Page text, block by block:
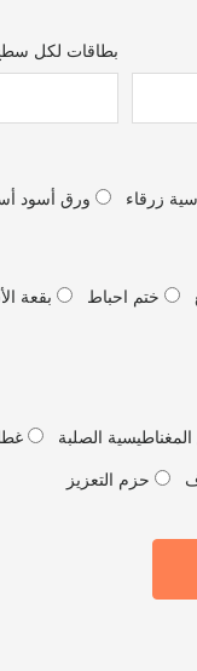
بطاقات لكل
زرقاء ورق أسود
ختم احباط
بقعة
الصلبة
حزم التعزيز